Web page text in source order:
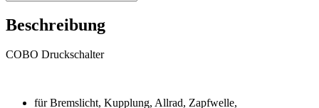
Beschreibung
COBO Druckschalter
für Bremslicht, Kupplung, Allrad, Zapfwelle,